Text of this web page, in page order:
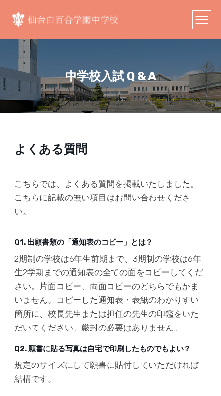
中学校入試 Q & A
よくある質問
こちらでは、よくある質問を掲載いたしました。
こちらに記載の無い項目はお問い合わせくださ
い。
Q1. 出願書類の「通知表のコピー」とは？
2期制の学校は6年生前期まで、3期制の学校は6年
生2学期までの通知表の全ての面をコピーしてくだ
さい。片面コピー、両面コピーのどちらでもかま
いません。コピーした通知表・表紙のわかりすい
箇所に、校長先生または担任の先生の印鑑をいた
だいてください。厳封の必要はありません。
Q2. 願書に貼る写真は自宅で印刷したものでもよい？
規定のサイズにして願書に貼付していただければ
結構です。